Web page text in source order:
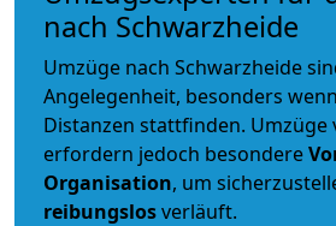
nach Schwarzheide
Umzüge nach Schwarzheide
Angelegenheit, besonders
Distanzen stattfinden. Umzüge
erfordern jedoch besondere
Organisation, um
reibungslosverläuft.